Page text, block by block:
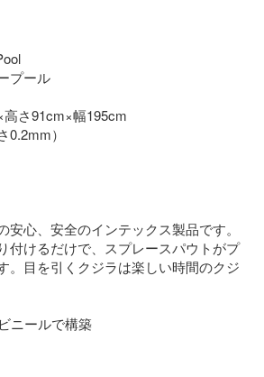
プール
さ91cm×幅195cm
0.2mm）
安心、安全のインテックス製品です。
付けるだけで、スプレースパウトがプ
。目を引くクジラは楽しい時間のクジ
ニールで構築